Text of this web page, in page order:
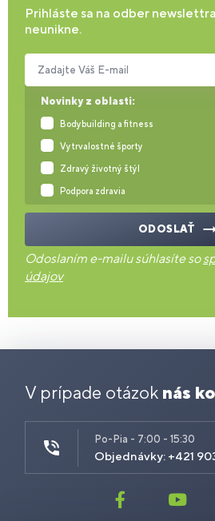
Prihláste sa na odber
neunikne.
Novinky z oblasti:
Bodybuilding a fitness
Vytrvalostné športy
Zdravý životný štýl
Podpora zdravia
Zadajte Váš E-mail
ODOSLAŤ
Odoslaním e-mailu súhlasíte so
údajov
V prípade otázok nás
Po-Pia - 7:00 - 15:30
Objednávky: +421